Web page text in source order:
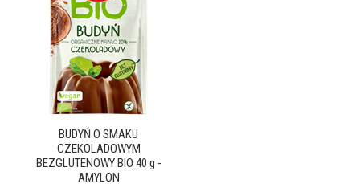
BUDYŃ O SMAKU
CZEKOLADOWYM
BEZGLUTENOWY BIO 40 g -
AMYLON